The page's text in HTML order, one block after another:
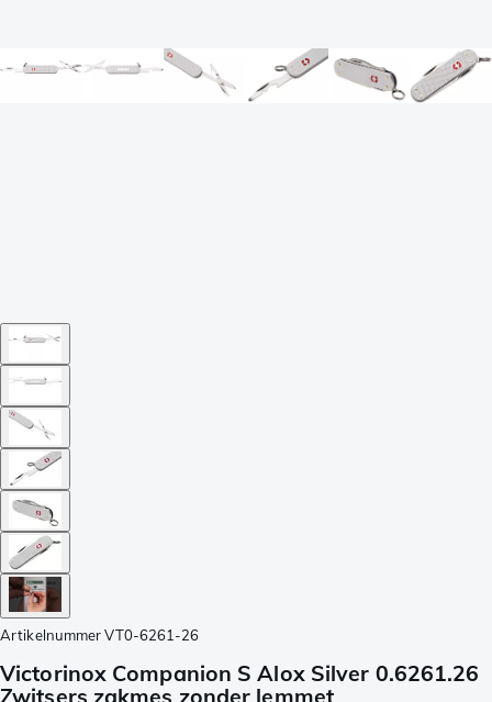
Artikelnummer VT0-6261-26
Victorinox Companion S Alox Silver 0.6261.26
Zwitsers zakmes zonder lemmet